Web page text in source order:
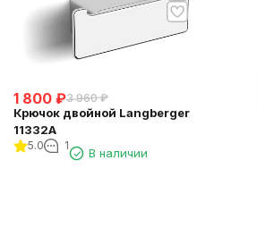
1 800 ₽3 960 ₽
Крючок двойной Langberger
11332A
5.0 1
В наличии